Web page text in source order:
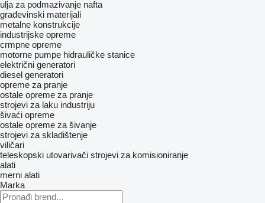
ulja za podmazivanje nafta
građevinski materijali
metalne konstrukcije
industrijske opreme
crmpne opreme
motorne pumpe hidrauličke stanice
električni generatori
diesel generatori
opreme za pranje
ostale opreme za pranje
strojevi za laku industriju
šivaći opreme
ostale opreme za šivanje
strojevi za skladištenje
viličari
teleskopski utovarivači strojevi za komisioniranje
alati
merni alati
Marka